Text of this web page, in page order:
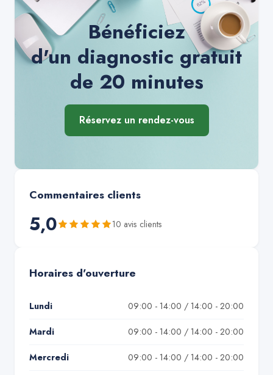
Bénéficiez
d'un diagnostic gratuit
de 20 minutes
Réservez un rendez-vous
Commentaires clients
5,0 10 avis clients
Horaires d'ouverture
Lundi 09:00 - 14:00 / 14:00 - 20:00
Mardi 09:00 - 14:00 / 14:00 - 20:00
Mercredi 09:00 - 14:00 / 14:00 - 20:00